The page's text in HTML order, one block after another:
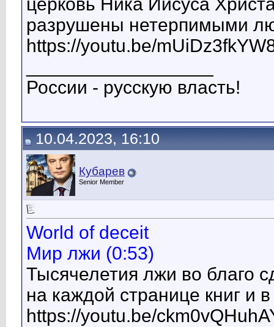
церковь Ника Иисуса
разрушены нетерпимыми
https://youtu.be/
России - русскую власть!
10.04.2023, 16:10
Кубарев
Senior Member
World of deceit
Мир лжи (0:53)
Тысячелетия лжи во благо
на каждой странице книг и
https://youtu.be/